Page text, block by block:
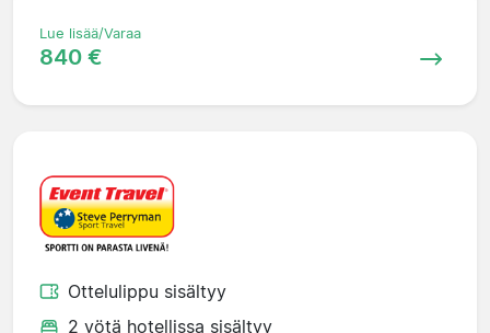
Lue lisää/Varaa
840 €
Ottelulippu sisältyy
2 yötä hotellissa sisältyy